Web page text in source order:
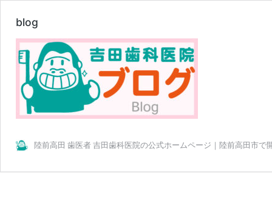
blog
陸前高田 歯医者 吉田歯科医院の公式ホームページ｜陸前高田市